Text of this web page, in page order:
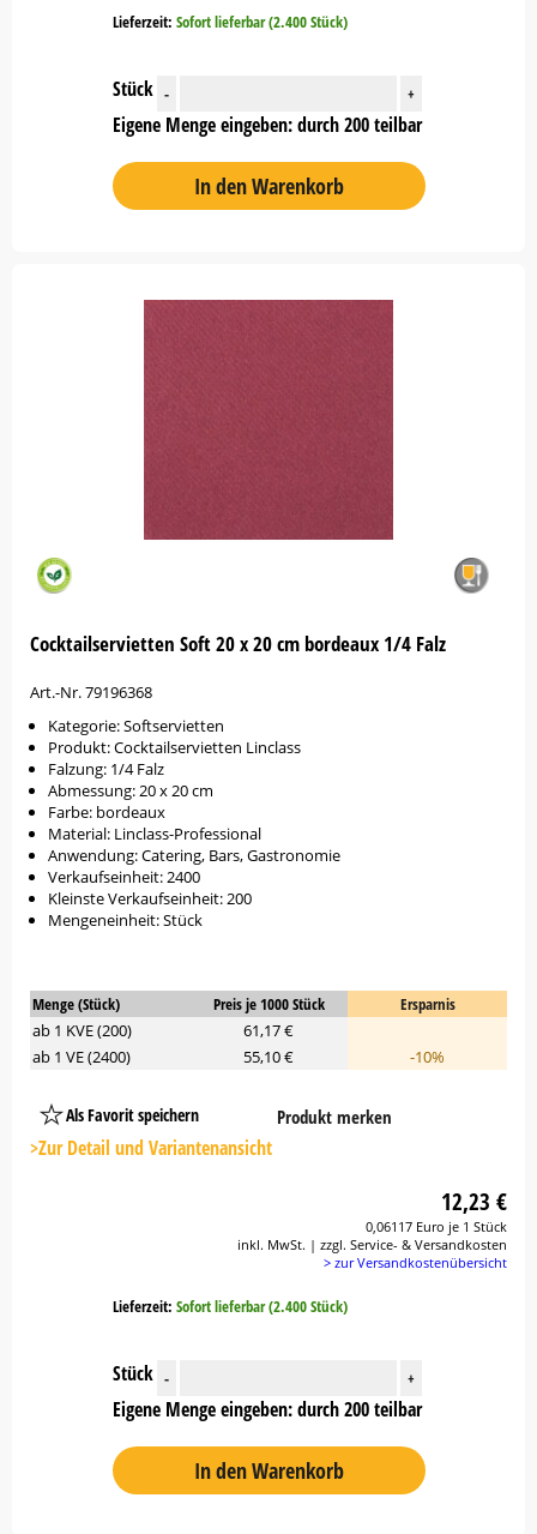
Lieferzeit: Sofort lieferbar (2.400 Stück)
Stück - +
Eigene Menge eingeben: durch 200 teilbar
In den Warenkorb
Cocktailservietten Soft 20 x 20 cm bordeaux 1/4 Falz
Art.-Nr. 79196368
Kategorie: Softservietten
Produkt: Cocktailservietten Linclass
Falzung: 1/4 Falz
Abmessung: 20 x 20 cm
Farbe: bordeaux
Material: Linclass-Professional
Anwendung: Catering, Bars, Gastronomie
Verkaufseinheit: 2400
Kleinste Verkaufseinheit: 200
Mengeneinheit: Stück
Menge (Stück) Preis je 1000 Stück
Ersparnis
ab 1 KVE (200)
61,17 €
ab 1 VE (2400)
55,10 € -10%
Als Favorit speichern
Platzhalter
Button
Produkt merken
>Zur Detail und Variantenansicht
12,23 €
0,06117 Euro je 1 Stück
inkl. MwSt. | zzgl. Service- & Versandkosten
> zur Versandkostenübersicht
Lieferzeit: Sofort lieferbar (2.400 Stück)
Stück - +
Eigene Menge eingeben: durch 200 teilbar
In den Warenkorb